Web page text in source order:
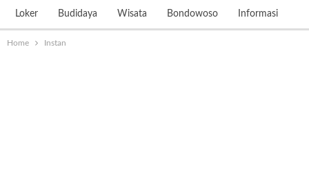
Loker Budidaya Wisata Bondowoso Informasi
Home Instan